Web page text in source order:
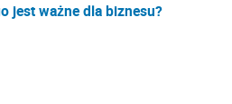
jest ważne dla biznesu?